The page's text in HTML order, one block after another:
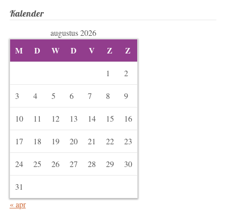
Kalender
augustus 2026
M D W D V Z Z
1 2
3 4 5 6 7 8 9
10 11 12 13 14 15 16
17 18 19 20 21 22 23
24 25 26 27 28 29 30
31
« apr